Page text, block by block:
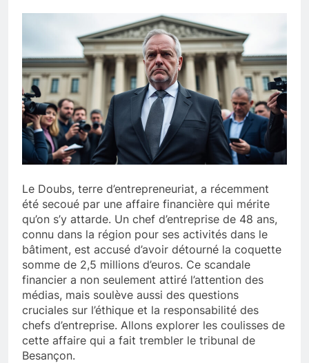
Le Doubs, terre d’entrepreneuriat, a récemment
été secoué par une affaire financière qui mérite
qu’on s’y attarde. Un chef d’entreprise de 48 ans,
connu dans la région pour ses activités dans le
bâtiment, est accusé d’avoir détourné la coquette
somme de 2,5 millions d’euros. Ce scandale
financier a non seulement attiré l’attention des
médias, mais soulève aussi des questions
cruciales sur l’éthique et la responsabilité des
chefs d’entreprise. Allons explorer les coulisses de
cette affaire qui a fait trembler le tribunal de
Besançon.